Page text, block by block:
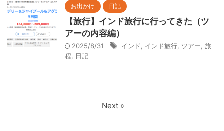
お出かけ 日記
【旅行】インド旅行に行ってきた（ツ
アーの内容編）
2025/8/31 インド インド旅行 ツアー 旅
程
日記
Next »